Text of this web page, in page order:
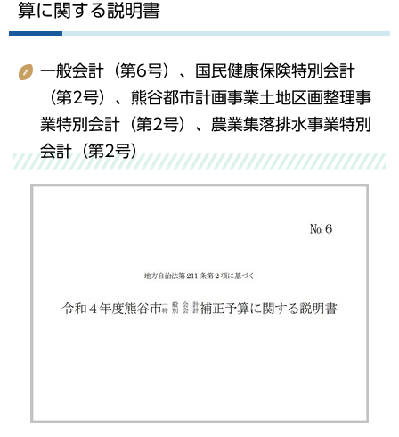
算に関する説明書
一般会計（第6号）、国民健康保険特別会計
（第2号）、熊谷都市計画事業土地区画整理事
業特別会計（第2号）、農業集落排水事業特別
会計（第2号）